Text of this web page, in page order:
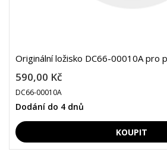
Originální ložisko DC66-00010A pro
590,00 Kč
DC66-00010A
Dodání do 4 dnů